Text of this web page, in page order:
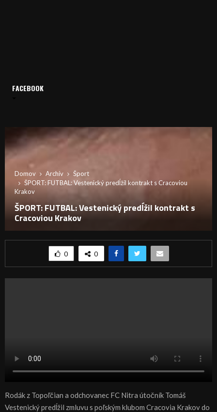
Domov Archív
Šport
ŠPORT: FUTBAL: Vestenický predĺžil kontrakt s Cracoviou
Krakov
ŠPORT: FUTBAL: Vestenický predĺžil kontrakt s
Cracoviou Krakov
0 0
Rodák z Topoľčian a odchovanec FC Nitra útočník Tomáš
Vestenický predĺžil zmluvu s poľským klubom Cracovia Krakov do
FACEBOOK